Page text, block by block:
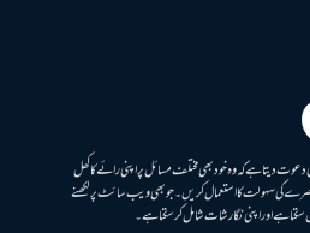
دعوت دیتا ہے کہ وہ خود بھی مختلف مسائل پر اپنی رائے کا کھل
کی سہولت کا استعمال کریں۔ جو بھی ویب سائٹ پر لکھنے
سکتا ہے اور اپنی نگارشات شامل کرسکتا ہے۔